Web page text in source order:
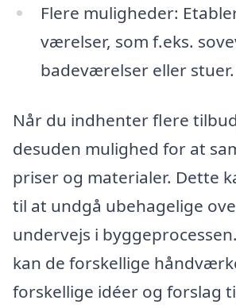
Flere muligheder:
værelser, som f.eks.
badeværelser eller stuer.
Når du indhenter flere
desuden mulighed for at
priser og materialer. Dette
til at undgå ubehagelige
undervejs i
kan de forskellige
forskellige idéer og forslag